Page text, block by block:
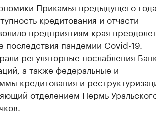
Прикамья предыдущего года
кредитования и отчасти
предприятиям края
пандемии Covid-19.
регуляторные послабления
а также федеральные и
кредитования и
отделением Пермь